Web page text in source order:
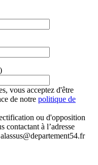
vous acceptez d'être
de notre politique de
ou d'opposition
contactant à l’adresse